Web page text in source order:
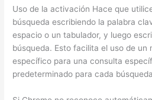
Uso de la activación Hace que
búsqueda escribiendo la palabra
espacio o un tabulador, y luego
búsqueda. Esto facilita el uso de un
específico para una consulta
predeterminado para cada